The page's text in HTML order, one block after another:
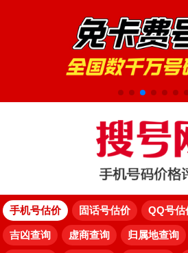
手机号估价 固话号估价 QQ号估
吉凶查询 虚商查询 归属地查询